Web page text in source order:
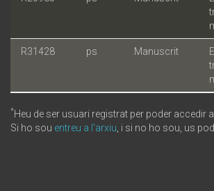
R31428 ps Manuscrit
*Heu de ser usuari registrat per poder accedir
Si ho sou entreu a l'arxiu , i si no ho sou, us